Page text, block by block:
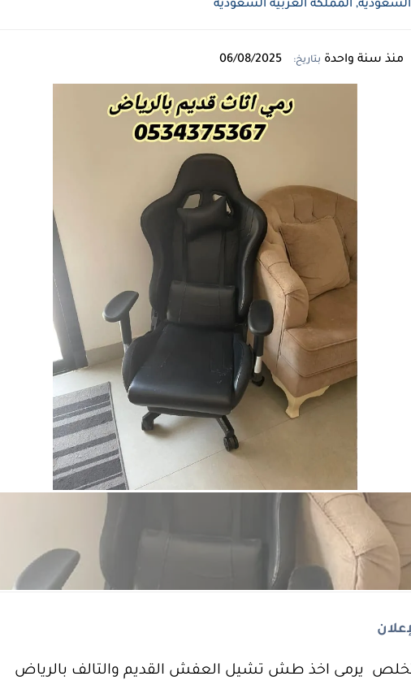
منذ سنة واحدة بتاريخ:
يرمى اخذ طش تشيل العفش القديم والتالف بالرياض